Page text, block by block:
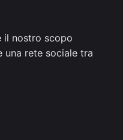
il nostro scopo
una rete sociale tra